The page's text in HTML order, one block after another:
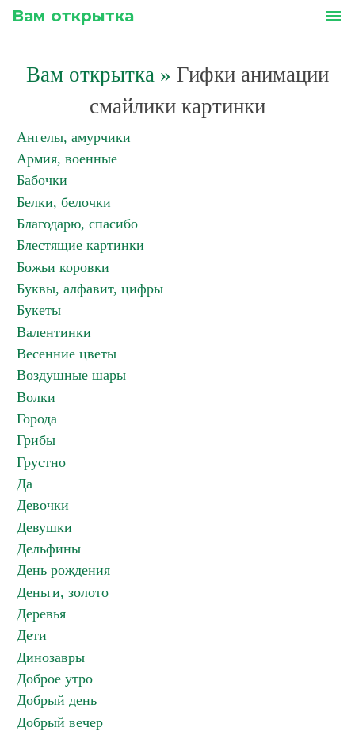
Вам открытка menu
Вам открытка » Гифки анимации
смайлики картинки
Ангелы, амурчики
Армия, военные
Бабочки
Белки, белочки
Благодарю, спасибо
Блестящие картинки
Божьи коровки
Буквы, алфавит, цифры
Букеты
Валентинки
Весенние цветы
Воздушные шары
Волки
Города
Грибы
Грустно
Да
Девочки
Девушки
Дельфины
День рождения
Деньги, золото
Деревья
Дети
Динозавры
Доброе утро
Добрый день
Добрый вечер